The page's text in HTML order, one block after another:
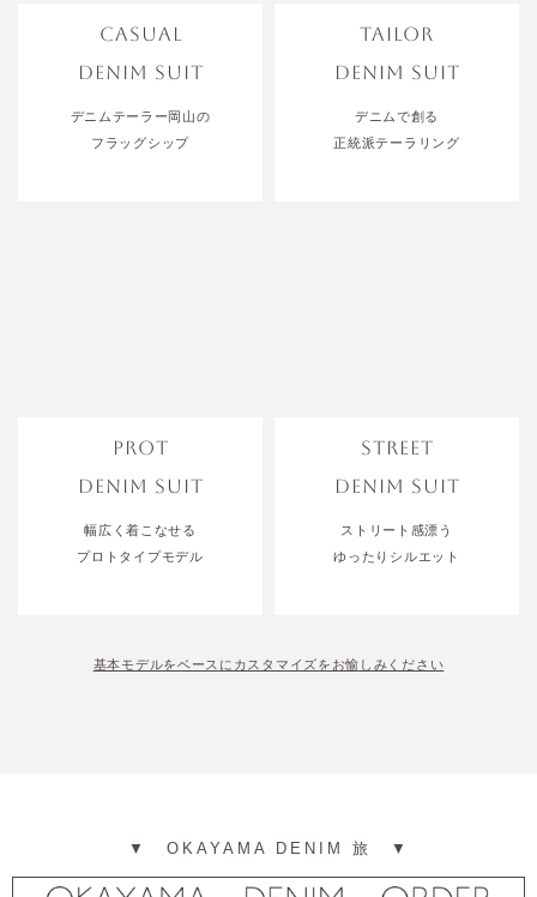
CASUAL
DENIM SUIT
デニムテーラー岡山の
フラッグシップ
TAILOR
DENIM SUIT
デニムで創る
正統派テーラリング
PROT
DENIM SUIT
幅広く着こなせる
プロトタイプモデル
STREET
DENIM SUIT
ストリート感漂う
ゆったりシルエット
基本モデルをベースにカスタマイズをお愉しみください
▼ OKAYAMA DENIM 旅 ▼